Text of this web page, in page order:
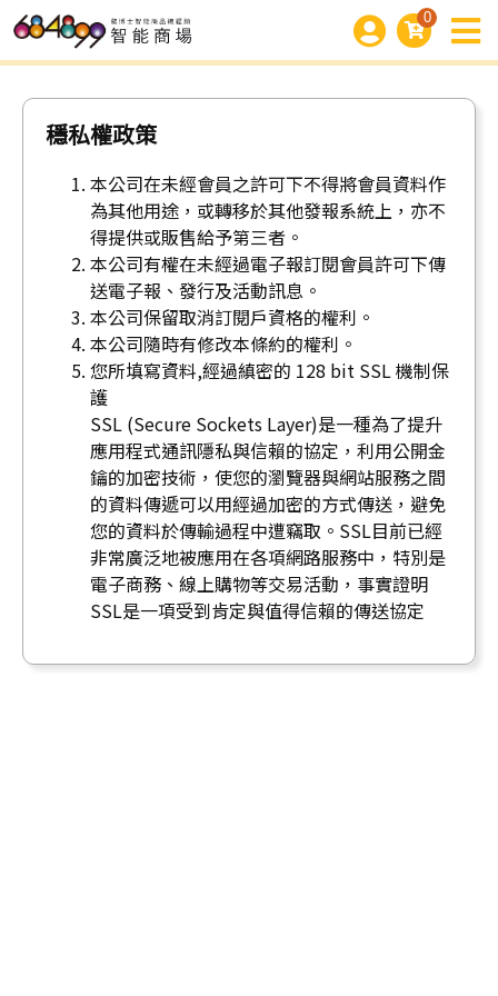
0
穩私權政策
本公司在未經會員之許可下不得將會員資料作
為其他用途，或轉移於其他發報系統上，亦不
得提供或販售給予第三者。
本公司有權在未經過電子報訂閱會員許可下傳
送電子報、發行及活動訊息。
本公司保留取消訂閱戶資格的權利。
本公司隨時有修改本條約的權利。
您所填寫資料,經過縝密的 128 bit SSL 機制保
護
SSL (Secure Sockets Layer)是一種為了提升
應用程式通訊隱私與信賴的協定，利用公開金
鑰的加密技術，使您的瀏覽器與網站服務之間
的資料傳遞可以用經過加密的方式傳送，避免
您的資料於傳輸過程中遭竊取。SSL目前已經
非常廣泛地被應用在各項網路服務中，特別是
電子商務、線上購物等交易活動，事實證明
SSL是一項受到肯定與值得信賴的傳送協定